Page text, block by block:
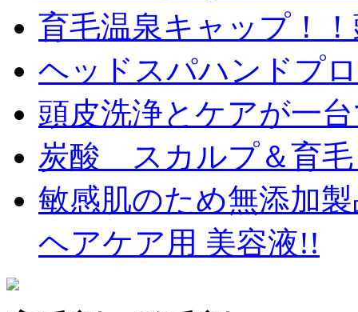
育毛温泉キャップ！
ヘッドスパハンドプ
頭皮洗浄とケアが一
炭酸 スカルプ＆育
敏感肌のため無添加
ヘアケア用 美容液!!